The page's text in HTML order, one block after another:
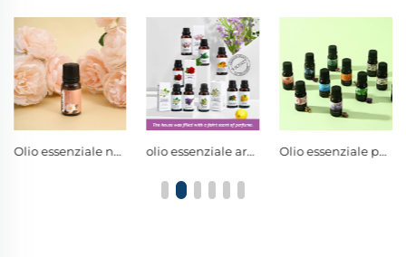
Olio essenziale naturale multifunzione per aromaterapia domestica, deodorante per auto e creazioni fai-da-te profumate olio essenziale aromaterapico naturale da 30 ml per diffusori e auto Olio essenziale puro estratto da piante, regalo di lusso con fragranza duratura per rilassamento e cura di sé